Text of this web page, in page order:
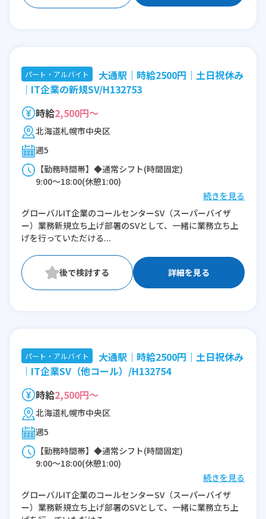
パート・アルバイト
大通駅｜時給2500円｜土日祝休み
｜IT企業の新規SV/H132753
時給2,500円～
北海道札幌市中央区
週5
【勤務時間帯】◆通常シフト(時間固定)
9:00〜18:00(休憩1:00)
※残業：10〜20時間程度/月
続きを見る
グローバルIT企業のコールセンターSV（スーパーバイザ
ー）業務新規立ち上げ部署のSVとして、一緒に業務立ち上
げを行っていただける...
詳細を見る
パート・アルバイト
大通駅｜時給2500円｜土日祝休み
｜IT企業SV（他コール）/H132754
時給2,500円～
北海道札幌市中央区
週5
【勤務時間帯】◆通常シフト(時間固定)
9:00〜18:00(休憩1:00)
※残業：10〜20時間程度/月
続きを見る
グローバルIT企業のコールセンターSV（スーパーバイザ
ー）業務新規立ち上げ部署のSVとして、一緒に業務立ち上